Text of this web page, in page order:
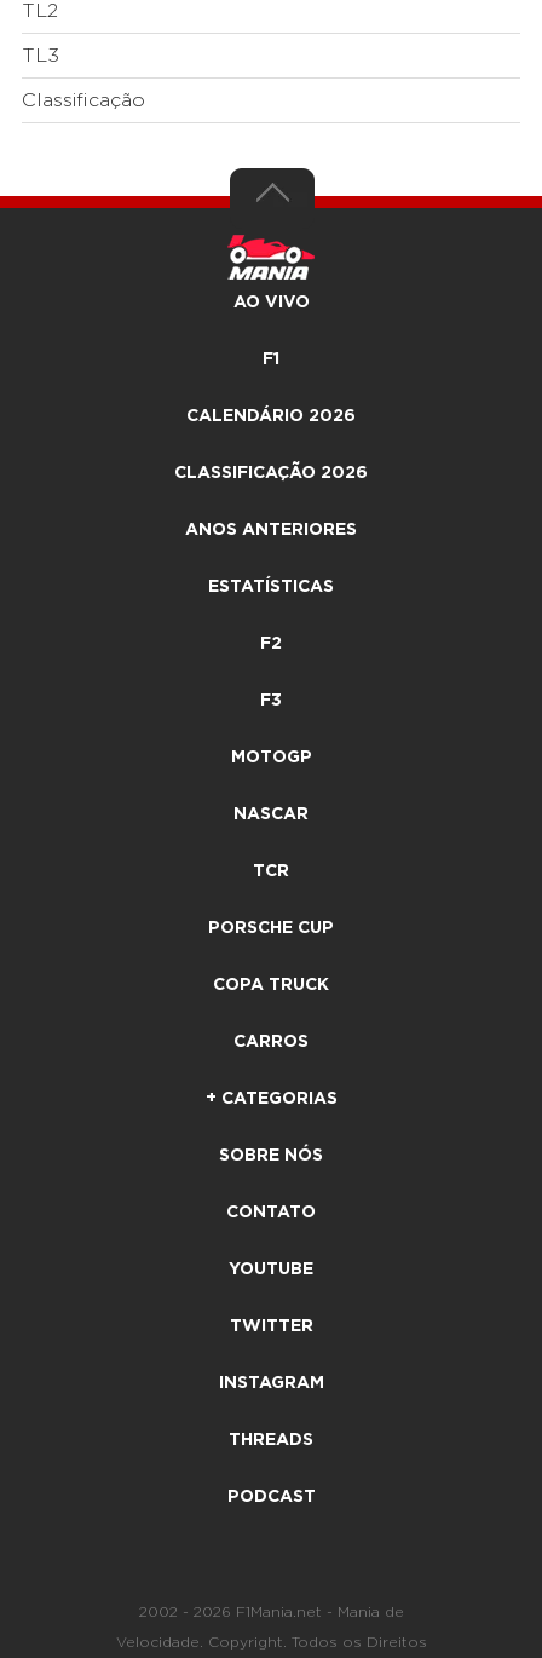
TL2
TL3
Classificação
AO VIVO
F1
CALENDÁRIO 2026
CLASSIFICAÇÃO 2026
ANOS ANTERIORES
ESTATÍSTICAS
F2
F3
MOTOGP
NASCAR
TCR
PORSCHE CUP
COPA TRUCK
CARROS
+ CATEGORIAS
SOBRE NÓS
CONTATO
YOUTUBE
TWITTER
INSTAGRAM
THREADS
PODCAST
2002 - 2026 F1Mania.net - Mania de
Velocidade. Copyright. Todos os Direitos